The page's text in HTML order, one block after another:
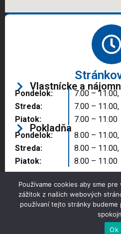
Vlastnícke a
Pondelok:
Streda:
Piatok:
7.00 –
7.00 –
7.00 – 11.00
Pokladňa
Pondelok:
Streda:
Piatok:
8.00 –
8.00 –
8.00 – 11.00
Copyright © 2025
Používame cookies aby sme
zážitok z našich webových
používaní tejto stránky
Ok